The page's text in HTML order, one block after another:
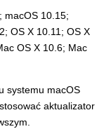
macOS 10.15;
OS X 10.11; OS X
OS X 10.6; Mac
systemu macOS
aktualizator